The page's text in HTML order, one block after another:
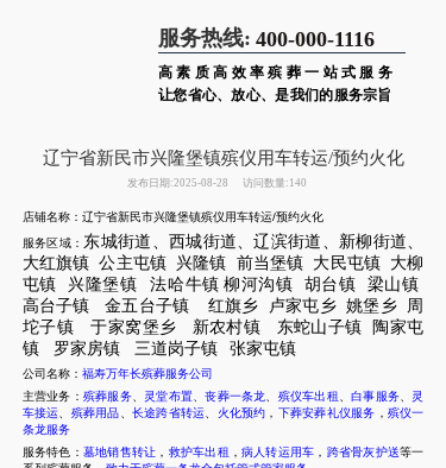
服务热线: 400-000-1116
高素质高效率殡葬一站式服务
让您省心、放心、是我们的服务宗旨
辽宁省新民市兴隆堡镇殡仪用车转运/预约火化
发布日期:2025-08-28 访问数量:140
店铺名称：辽宁省新民市兴隆堡镇殡仪用车转运/预约火化
服务区域： 东城街道、西城街道、辽滨街道、新柳街道、
大红旗镇 公主屯镇 兴隆镇 前当堡镇 大民屯镇
大柳
屯镇
兴隆堡镇 法哈牛镇 柳河沟镇 胡台镇
梁山镇
高台子镇
金五台子镇 红旗乡 卢家屯 乡 姚堡乡
周
坨子镇 于家窝堡乡 新农村镇 东蛇山子镇
陶家屯
镇
罗家房镇 三道岗子镇 张家屯镇
公司名称： 福寿万年长殡葬服务公司
主营业务： 殡葬服务、 灵堂布置 、丧葬一条龙 殡仪车出租 、白事服务
灵
车接运
殡葬用品 长途跨省转运 火化预约 ， 下葬安葬礼仪服务 ， 殡仪一
条龙服务
服务特色： 墓地销售转让 ， 救护车出租 ， 病人转运用车 ， 跨省骨灰护送等一